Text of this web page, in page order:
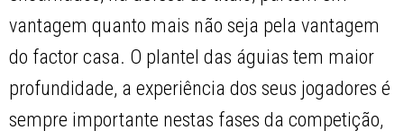
vantagem quanto mais não seja pela vantagem
do factor casa. O plantel das águias tem maior
profundidade, a experiência dos seus jogadores é
sempre importante nestas fases da competição,